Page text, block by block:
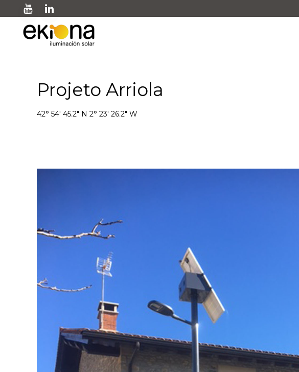
Projeto Arriola
42° 54' 45.2" N 2° 23' 26.2" W